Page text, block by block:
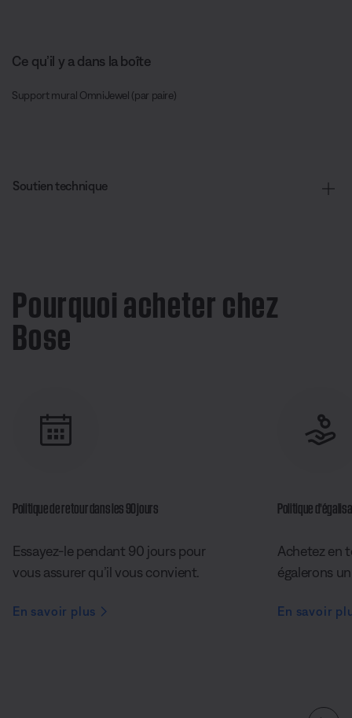
Ce qu’il y a dans la boîte
Support mural OmniJewel (par paire)
Soutien technique
Pourquoi acheter chez
Bose
Politique de retour dans les 90 jours
Essayez-le pendant 90 jours pour
vous assurer qu’il vous convient.
En savoir plus
Politique
Achetez en
égalerons
En savoir